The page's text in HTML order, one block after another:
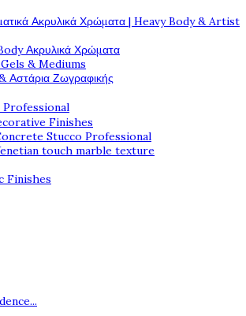
Ακρυλικά Χρώματα | Heavy Body & Artist
Ακρυλικά Χρώματα
& Mediums
Αστάρια Ζωγραφικής
Professional
Finishes
Stucco Professional
touch marble texture
Finishes